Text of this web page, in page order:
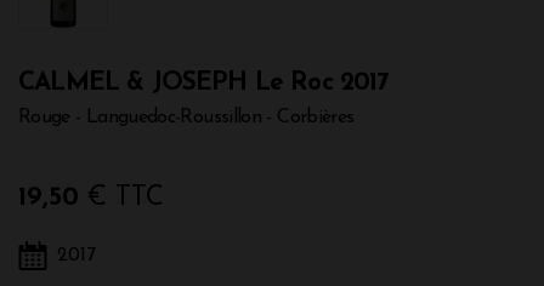
CALMEL & JOSEPH Le Roc 2017
Rouge - Languedoc-Roussillon - Corbières
19,50 € TTC
2017